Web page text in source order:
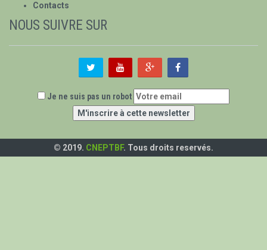
Contacts
NOUS SUIVRE SUR
Je ne suis pas un robot
© 2019. CNEPTBF. Tous droits reservés.